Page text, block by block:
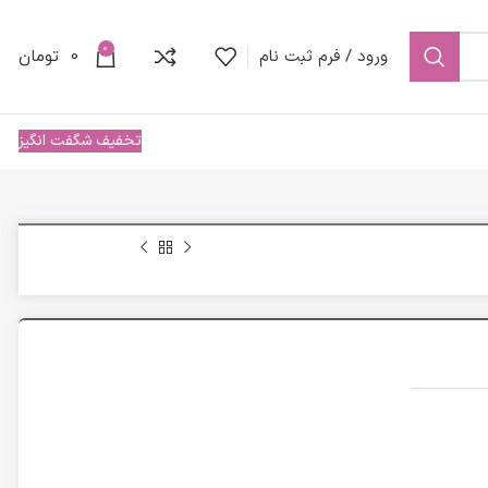
ورود / فرم ثبت نام 0
0 تومان
تخفیف شگفت انگیز